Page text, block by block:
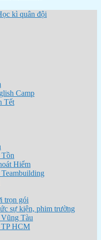
Camp
Tết
Hiểm
trọn gói
sự kiện, phim trường
Tàu
TP HCM